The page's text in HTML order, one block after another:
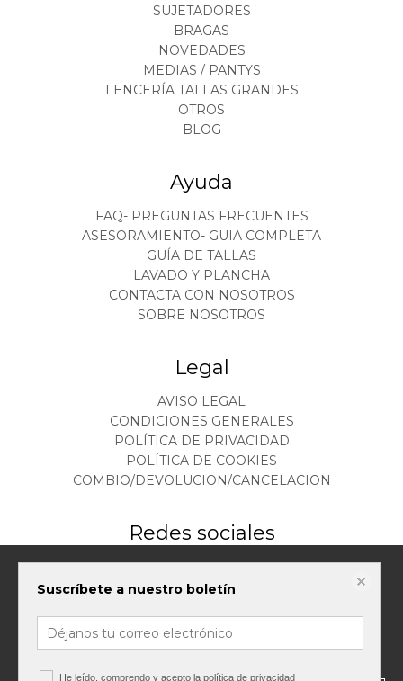
SUJETADORES
BRAGAS
NOVEDADES
MEDIAS / PANTYS
LENCERÍA TALLAS GRANDES
OTROS
BLOG
Ayuda
FAQ- PREGUNTAS FRECUENTES
ASESORAMIENTO- GUIA COMPLETA
GUÍA DE TALLAS
LAVADO Y PLANCHA
CONTACTA CON NOSOTROS
SOBRE NOSOTROS
Legal
AVISO LEGAL
CONDICIONES GENERALES
POLÍTICA DE PRIVACIDAD
POLÍTICA DE COOKIES
COMBIO/DEVOLUCION/CANCELACION
Redes sociales
Este sitio web almacena datos como cookies para habilitar la funcionalidad
necesaria del sitio, incluidos análisis y personalización. Puede cambiar su
predeterminada.
política de cookies
Suscríbete a nuestro boletín
He leído, comprendo y acepto la política de privacidad